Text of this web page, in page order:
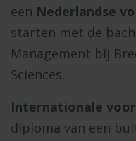
een Nederlandse
starten met de
Management bij
Sciences.
Internationale
diploma van een